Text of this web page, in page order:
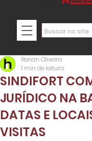
SINDIFORT
JURÍDICO NA
DATAS E
VISITAS
Renan Oliveira
1 min de leitura